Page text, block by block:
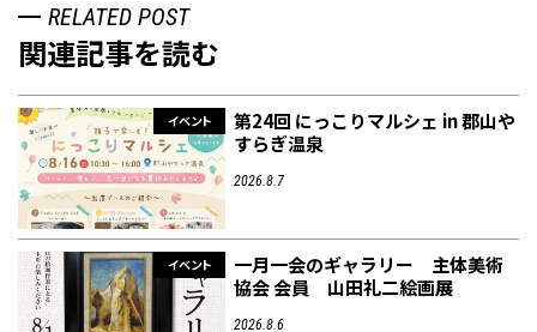
RELATED POST
関連記事を読む
イベント
第24回 にっこりマルシェ in 郡山や
すらぎ温泉
2026.8.7
イベント
一月一会のギャラリー 主体美術
協会 会員 山田礼二絵画展
2026.8.6